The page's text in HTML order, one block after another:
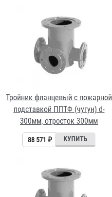
Тройник фланцевый с пожарной
подставкой ППТФ (чугун) d-
250мм, отросток 100мм
60 062 ₽